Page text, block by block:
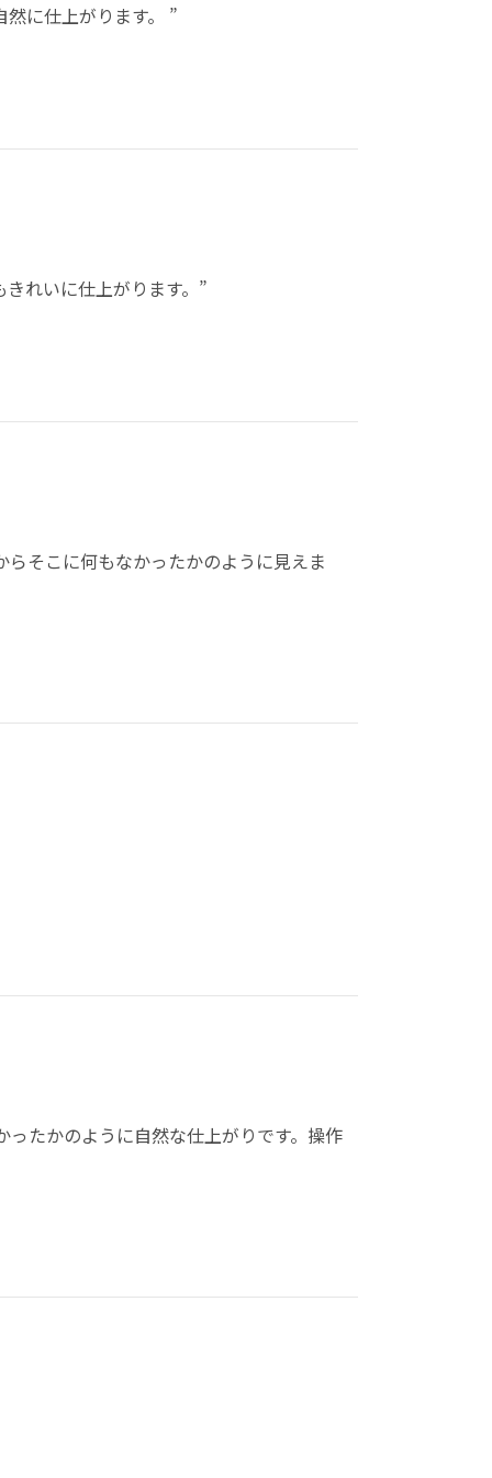
に仕上がります。 ”
れいに仕上がります。”
そこに何もなかったかのように見えま
たかのように自然な仕上がりです。操作